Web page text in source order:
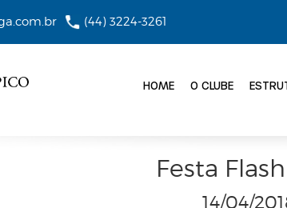
(44) 3224-3261
HOME O CLUBE
Festa
14/04/